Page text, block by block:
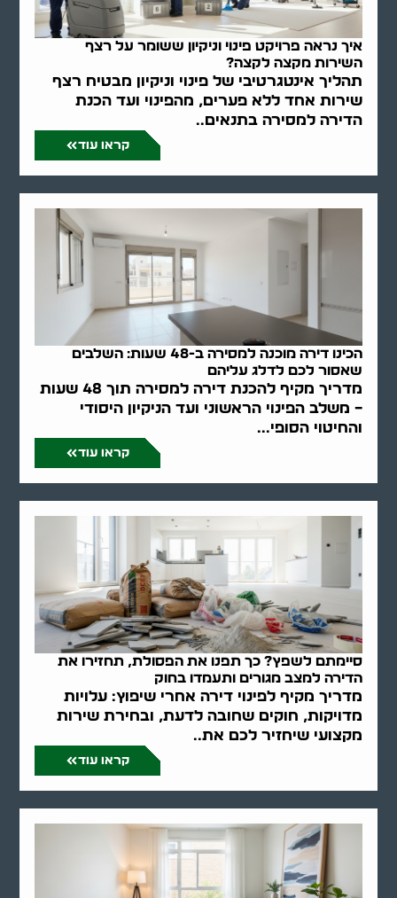
איך נראה פרויקט פינוי וניקיון ששומר על רצף
השירות מקצה לקצה?
תהליך אינטגרטיבי של פינוי וניקיון מבטיח רצף
שירות אחד ללא פערים, מהפינוי ועד הכנת
הדירה למסירה בתנאים..
קראו עוד
הכינו דירה מוכנה למסירה ב-48 שעות: השלבים
שאסור לכם לדלג עליהם
מדריך מקיף להכנת דירה למסירה תוך 48 שעות
– משלב הפינוי הראשוני ועד הניקיון היסודי
והחיטוי הסופי...
קראו עוד
סיימתם לשפץ? כך תפנו את הפסולת, תחזירו את
הדירה למצב מגורים ותעמדו בחוק
מדריך מקיף לפינוי דירה אחרי שיפוץ: עלויות
מדויקות, חוקים שחובה לדעת, ובחירת שירות
מקצועי שיחזיר לכם את..
קראו עוד